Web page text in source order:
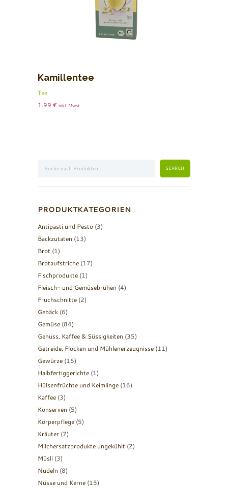
Kamillentee
Tee
1.99 € inkl. Mwst
PRODUKTKATEGORIEN
Antipasti und Pesto (3)
Backzutaten (13)
Brot (1)
Brotaufstriche (17)
Fischprodukte (1)
Fleisch- und Gemüsebrühen (4)
Fruchschnitte (2)
Gebäck (6)
Gemüse (84)
Genuss, Kaffee & Süssigkeiten (35)
Getreide, Flocken und Mühlenerzeugnisse (11)
Gewürze (16)
Halbfertiggerichte (1)
Hülsenfrüchte und Keimlinge (16)
Kaffee (3)
Konserven (5)
Körperpflege (5)
Kräuter (7)
Milchersatzprodukte ungekühlt (2)
Müsli (3)
Nudeln (8)
Nüsse und Kerne (15)